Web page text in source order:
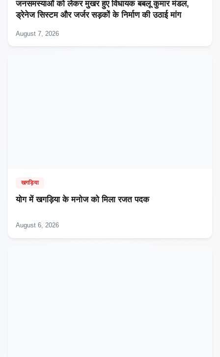
जनसमस्याओं को लेकर मुखर हुए विधायक बबलू कुमार मंडल,
ड्रेनेज सिस्टम और जर्जर सड़कों के निर्माण की उठाई मांग
August 7, 2026
खगड़िया
​योग में खगड़िया के मनोज को मिला रजत पदक
August 6, 2026